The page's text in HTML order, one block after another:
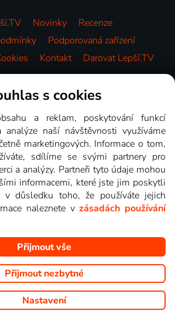
Novinky
Recenze
Podporovaná zařízení
Kontakt Darovat Lepší.TV
Videotéka
s.r.o. Na tomto webu jsou zobrazovány
TV stanic, které můžete sledovat v Lepší.TV.
s cookies
a reklam, poskytování funkcí
naší návštěvnosti využíváme
marketingových. Informace o tom,
sdílíme se svými partnery pro
a analýzy. Partneři tyto údaje mohou
informacemi, které jste jim poskytli
v důsledku toho, že používáte jejich
naleznete vzásadách používání
Přijmout vše
Přijmout nezbytné
Nastavení